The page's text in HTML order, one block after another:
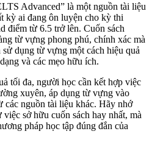
Advanced” là một nguồn tài liệu
kỳ ai đang ôn luyện cho kỳ thi
điểm từ 6.5 trở lên. Cuốn sách
từ vựng phong phú, chính xác mà
dụng từ vựng một cách hiệu quả
và các mẹo hữu ích.
tối đa, người học cần kết hợp việc
xuyên, áp dụng từ vựng vào
các nguồn tài liệu khác. Hãy nhớ
sở hữu cuốn sách hay nhất, mà
pháp học tập đúng đắn của